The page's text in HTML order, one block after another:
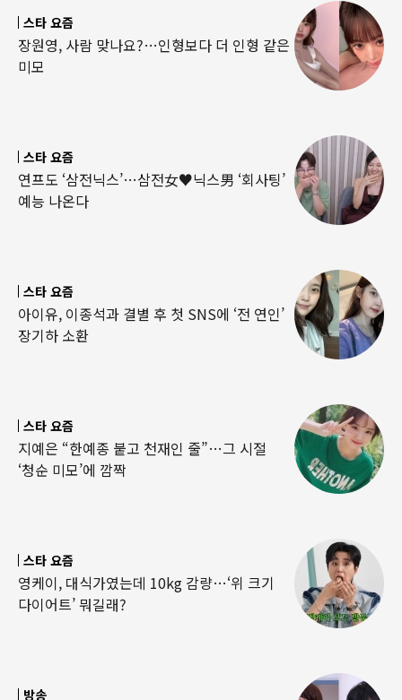
스타 요즘
장원영, 사람 맞나요?…인형보다 더 인형 같은
미모
스타 요즘
연프도 ‘삼전닉스’…삼전女♥닉스男 ‘회사팅’
예능 나온다
스타 요즘
아이유, 이종석과 결별 후 첫 SNS에 ‘전 연인’
장기하 소환
스타 요즘
지예은 “한예종 붙고 천재인 줄”…그 시절
‘청순 미모’에 깜짝
스타 요즘
영케이, 대식가였는데 10kg 감량…‘위 크기
다이어트’ 뭐길래?
방송